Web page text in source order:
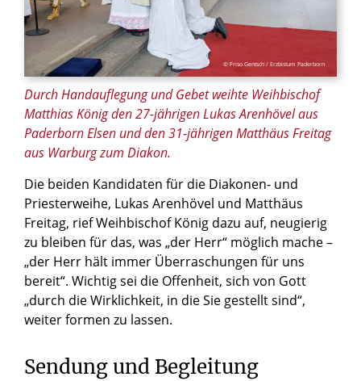
© Friso Gentsch / Erzbistum Paderborn
Durch Handauflegung und Gebet weihte Weihbischof
Matthias König den 27-jährigen Lukas Arenhövel aus
Paderborn Elsen und den 31-jährigen Matthäus Freitag
aus Warburg zum Diakon.
Die beiden Kandidaten für die Diakonen- und
Priesterweihe, Lukas Arenhövel und Matthäus
Freitag, rief Weihbischof König dazu auf, neugierig
zu bleiben für das, was „der Herr“ möglich mache –
„der Herr hält immer Überraschungen für uns
bereit“. Wichtig sei die Offenheit, sich von Gott
„durch die Wirklichkeit, in die Sie gestellt sind“,
weiter formen zu lassen.
Sendung und Begleitung